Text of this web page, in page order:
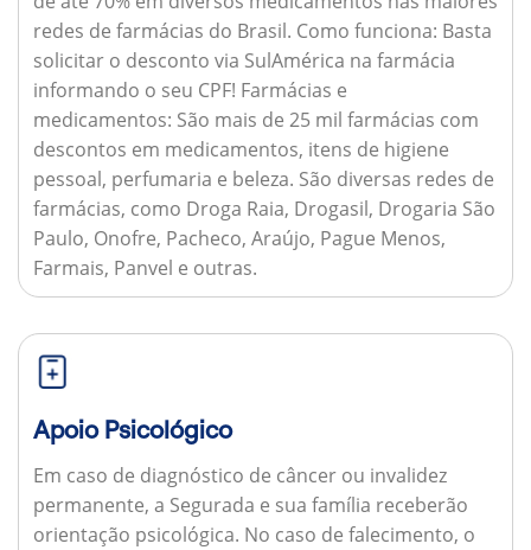
redes de farmácias do Brasil. Como funciona: Basta
solicitar o desconto via SulAmérica na farmácia
informando o seu CPF! Farmácias e
medicamentos: São mais de 25 mil farmácias com
descontos em medicamentos, itens de higiene
pessoal, perfumaria e beleza. São diversas redes de
farmácias, como Droga Raia, Drogasil, Drogaria São
Paulo, Onofre, Pacheco, Araújo, Pague Menos,
Farmais, Panvel e outras.
Apoio Psicológico
Em caso de diagnóstico de câncer ou invalidez
permanente, a Segurada e sua família receberão
orientação psicológica. No caso de falecimento, o